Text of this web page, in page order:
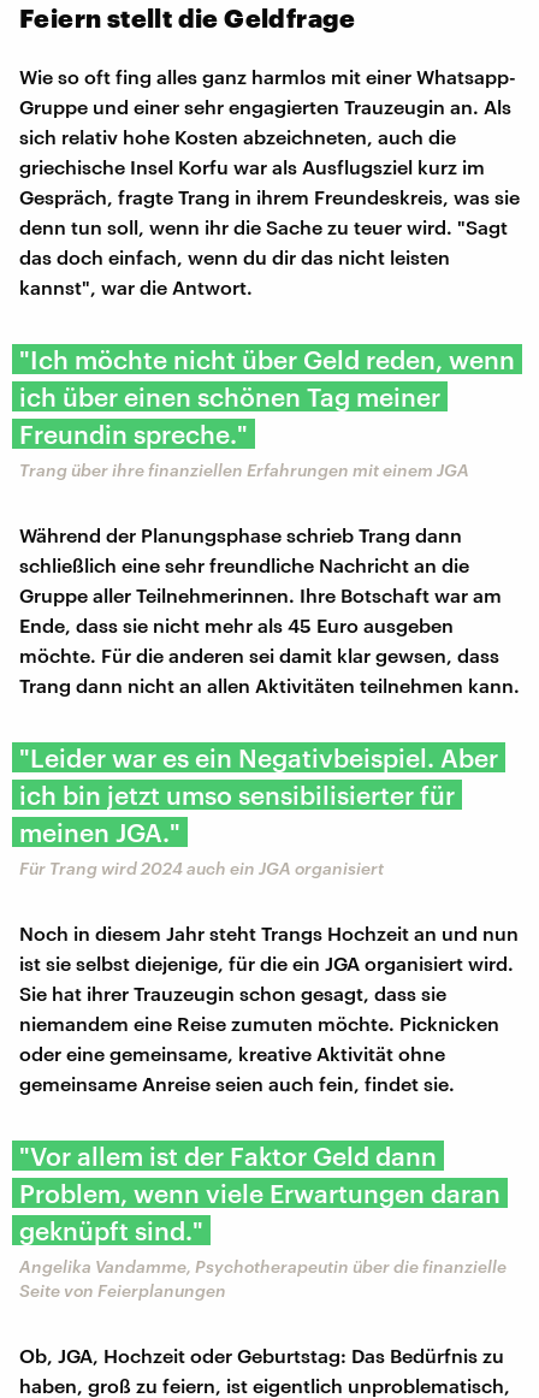
Feiern stellt die Geldfrage
Wie so oft fing alles ganz harmlos mit einer Whatsapp-
Gruppe und einer sehr engagierten Trauzeugin an. Als
sich relativ hohe Kosten abzeichneten, auch die
griechische Insel Korfu war als Ausflugsziel kurz im
Gespräch, fragte Trang in ihrem Freundeskreis, was sie
denn tun soll, wenn ihr die Sache zu teuer wird. "Sagt
das doch einfach, wenn du dir das nicht leisten
kannst", war die Antwort.
"Ich möchte nicht über Geld reden, wenn
ich über einen schönen Tag meiner
Freundin spreche."
Trang über ihre finanziellen Erfahrungen mit einem JGA
Während der Planungsphase schrieb Trang dann
schließlich eine sehr freundliche Nachricht an die
Gruppe aller Teilnehmerinnen. Ihre Botschaft war am
Ende, dass sie nicht mehr als 45 Euro ausgeben
möchte. Für die anderen sei damit klar gewsen, dass
Trang dann nicht an allen Aktivitäten teilnehmen kann.
"Leider war es ein Negativbeispiel. Aber
ich bin jetzt umso sensibilisierter für
meinen JGA."
Für Trang wird 2024 auch ein JGA organisiert
Noch in diesem Jahr steht Trangs Hochzeit an und nun
ist sie selbst diejenige, für die ein JGA organisiert wird.
Sie hat ihrer Trauzeugin schon gesagt, dass sie
niemandem eine Reise zumuten möchte. Picknicken
oder eine gemeinsame, kreative Aktivität ohne
gemeinsame Anreise seien auch fein, findet sie.
"Vor allem ist der Faktor Geld dann
Problem, wenn viele Erwartungen daran
geknüpft sind."
Angelika Vandamme, Psychotherapeutin über die finanzielle
Seite von Feierplanungen
Ob, JGA, Hochzeit oder Geburtstag: Das Bedürfnis zu
haben, groß zu feiern, ist eigentlich unproblematisch,